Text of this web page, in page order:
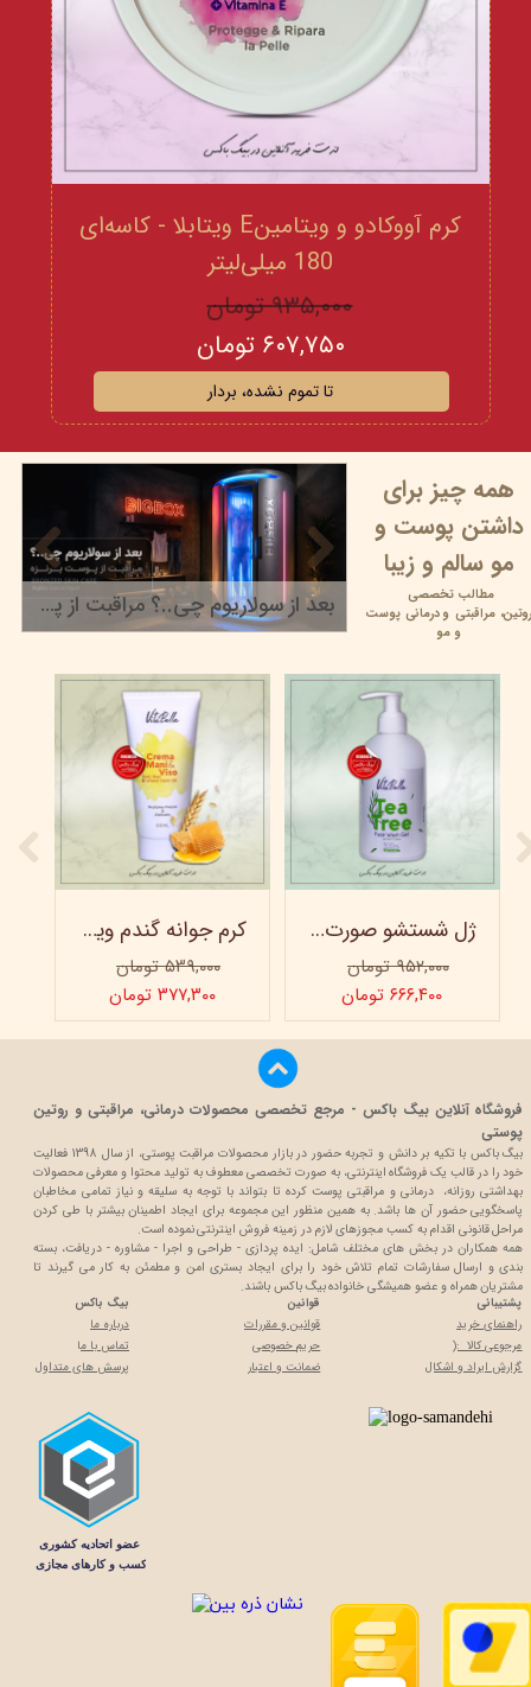
کرم آووکادو و ویتامینE ویتابلا - کاسه‌ای
180 میلی‌لیتر
۹۳۵,۰۰۰ تومان
۶۰۷,۷۵۰ تومان
تا تموم نشده، بردار
بعد از سولاریوم چی..؟ مراقبت از پوست برنزه
همه چیز برای
داشتن پوست و
مو سالم و زیبا
مطالب تخصصی
روتین،مراقبتی ودرمانی پوست
و مو
کرم جوانه گندم ویتابلا - تیوپی 60 میلی‌ لیتر
۵۳۹,۰۰۰ تومان
۳۷۷,۳۰۰ تومان
ژل شستشو صورت ویتابلا - 300 میلی لیتر
۹۵۲,۰۰۰ تومان
۶۶۶,۴۰۰ تومان
پشتیبانی
راهنمای خرید
مرجوعی کالا :(
گزارش ایراد و اشکال
قوانین
قوانین و مقررات
حریم خصوصی
ضمانت و اعتبار
بیگ باکس
درباره ما
تماس با ما
پرسش های متداول
فروشگاه آنلاین بیگ باکس - مرجع تخصصی محصولات درمانی، مراقبتی و روتین
پوستی
بیگ باکس با تکیه بر دانش و تجربه حضور در بازار محصولات مراقبت پوستی، از سال 1398 فعالیت
خود را در قالب یک فروشگاه اینترنتی، به صورت تخصصی معطوف به تولید محتوا و معرفی محصولات
بهداشتی روزانه، درمانی و مراقبتی پوست کرده تا بتواند با توجه به سلیقه و نیاز تمامی مخاطبان
پاسخگویی حضور آن ها باشد. به همین منظور این مجموعه برای ایجاد اطمینان بیشتر با طی کردن
مراحل قانونی اقدام به کسب مجوزهای لازم در زمینه فروش اینترنتی نموده است.
همه همکاران در بخش های مختلف شامل: ایده پردازی - طراحی و اجرا - مشاوره - دریافت، بسته
بندی و ارسال سفارشات تمام تلاش خود را برای ایجاد بستری امن و مطمئن به کار می گیرند تا
مشتریان همراه و عضو همیشگی خانواده بیگ باکس باشند.